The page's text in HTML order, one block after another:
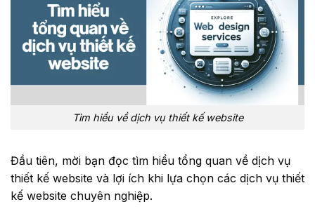
Tìm hiểu về dịch vụ thiết kế website
Đầu tiên, mời bạn đọc tìm hiểu tổng quan về dịch vụ
thiết kế website và lợi ích khi lựa chọn các dịch vụ thiết
kế website chuyên nghiệp.